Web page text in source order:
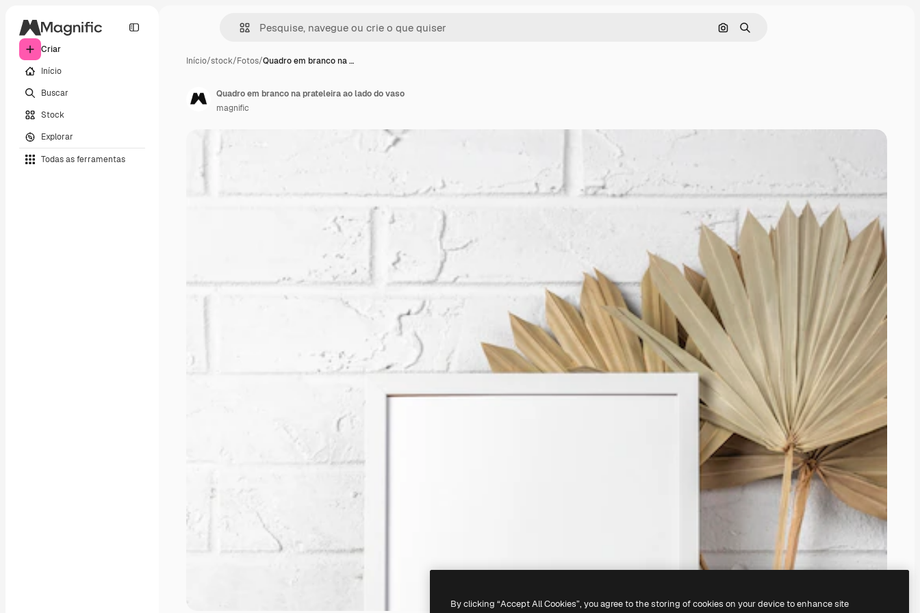
Criar
Início
Buscar
Stock
Explorar
Todas as ferramentas
Pesquisar por imagem
Buscar
Início/stock/Fotos/Quadro em branco na …
Quadro em branco na prateleira ao lado do vaso
magnific
By clicking “Accept All Cookies”, you agree to the storing of cookies on your device to enhance site